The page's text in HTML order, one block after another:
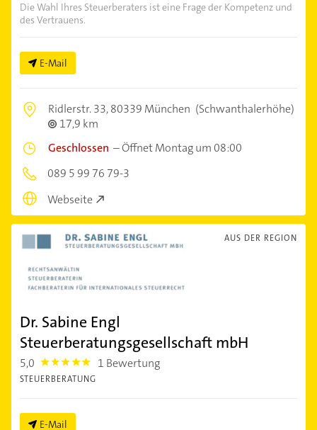
Die Wahl Ihres Steuerberaters ist eine Frage der Kompetenz und
des Vertrauens.
E-Mail
Ridlerstr. 33,80339 München (Schwanthalerhöhe)
17,9 km
Geschlossen –Öffnet Montag um 08:00
089 5 99 76 79-3
Webseite
AUS DER REGION
Dr. Sabine Engl
Steuerberatungsgesellschaft mbH
5,0 5.0 1 Bewertung
STEUERBERATUNG
E-Mail